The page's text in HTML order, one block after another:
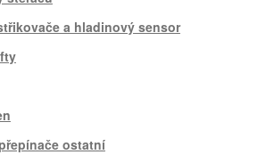
a hladinový sensor
ostatní